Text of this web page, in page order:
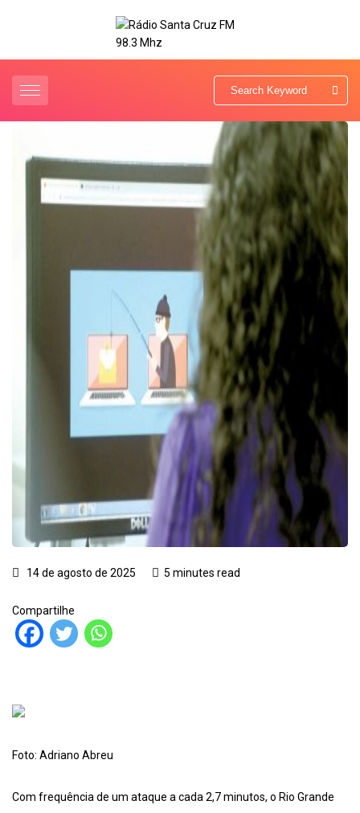
14 de agosto de 2025 5 minutes read
Compartilhe
Foto: Adriano Abreu
Com frequência de um ataque a cada 2,7 minutos, o Rio Grande